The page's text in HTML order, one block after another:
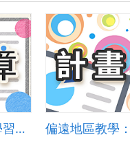
來「學習吧」一起自主學習吧！